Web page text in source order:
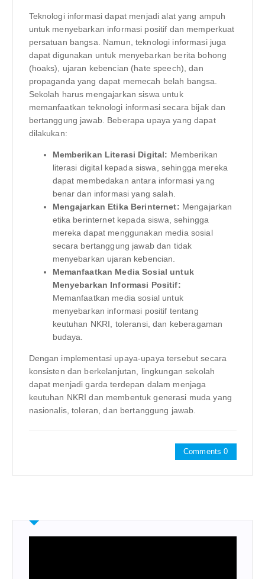
Teknologi informasi dapat menjadi alat yang ampuh
untuk menyebarkan informasi positif dan memperkuat
persatuan bangsa. Namun, teknologi informasi juga
dapat digunakan untuk menyebarkan berita bohong
(hoaks), ujaran kebencian (hate speech), dan
propaganda yang dapat memecah belah bangsa.
Sekolah harus mengajarkan siswa untuk
memanfaatkan teknologi informasi secara bijak dan
bertanggung jawab. Beberapa upaya yang dapat
dilakukan:
Memberikan Literasi Digital: Memberikan
literasi digital kepada siswa, sehingga mereka
dapat membedakan antara informasi yang
benar dan informasi yang salah.
Mengajarkan Etika Berinternet: Mengajarkan
etika berinternet kepada siswa, sehingga
mereka dapat menggunakan media sosial
secara bertanggung jawab dan tidak
menyebarkan ujaran kebencian.
Memanfaatkan Media Sosial untuk
Menyebarkan Informasi Positif:
Memanfaatkan media sosial untuk
menyebarkan informasi positif tentang
keutuhan NKRI, toleransi, dan keberagaman
budaya.
Dengan implementasi upaya-upaya tersebut secara
konsisten dan berkelanjutan, lingkungan sekolah
dapat menjadi garda terdepan dalam menjaga
keutuhan NKRI dan membentuk generasi muda yang
nasionalis, toleran, dan bertanggung jawab.
Comments 0